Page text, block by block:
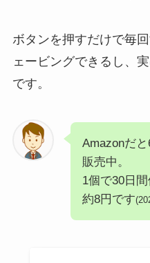
ボタンを押すだけで毎
ェービングできるし、
です。
Amazonだ
販売中。
1個で30日
約8円です